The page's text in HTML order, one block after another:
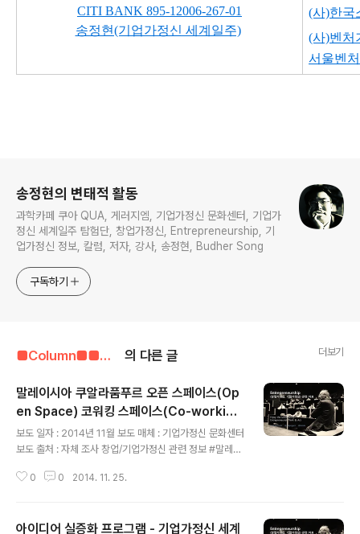
CITI BANK 895-12006-267-01
송정현(기업가정신 세계일주)
(사)한국
(사)벤처
서울벤
송정현의 변태적 활동
과학카페 쿠아 QUA, 게러지엠, 기업가정신 문화센터, 기업가
정신 세계일주 탐험단, 창업가정신, Entrepreneurship, 기
업가정신 정보, 칼럼, 저자, 강사, 송정현, Budher Song
구독하기
■Column■■■■■/기업가정신 관련 자료 의 다른 글 더보기
말레이시아 쿠알라품푸르 오픈 스페이스(Op
en Space) 코워킹 스페이스(Co-workion
g Space) 현황 - 기업가정신 문화센터
보도 일자 : 2014년 11월 보도 매체 : 기업가정신 문화센터
보도 출처 : 자체 조사 창업/기업가정신 관련 정보 #말레이
스페이스 현황 말레이시아 쿠알라품푸르 오픈 스페이스(O
37ventures.net정부에서 지원하는 1337 VENTURES
0 0 2014. 11. 25.
아이디어 실증화 프로그램 - 기업가정신 세계